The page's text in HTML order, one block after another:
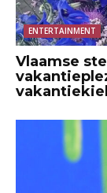
ENTERTAINMENT
Vlaamse